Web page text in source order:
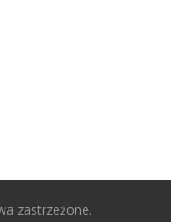
zastrzeżone.